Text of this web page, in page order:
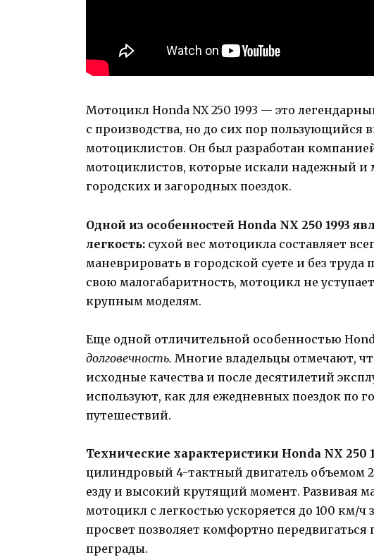
Мотоцикл Honda NX 250 1993 — это
с производства, но до сих пор пользующийся
мотоциклистов. Он был разработан
мотоциклистов, которые искали надежный
городских и загородных поездок.
Одной из особенностей Honda NX 250 1993
легкость: сухой вес мотоцикла составляет
маневрировать в городской суете и без труда
свою малогабаритность, мотоцикл не
крупным моделям.
Еще одной отличительной особенностью
долговечность. Многие владельцы отмечают,
исходные качества и после десятилетий
используют, как для ежедневных поездок по
путешествий.
Технические характеристики Honda NX 250
цилиндровый 4-тактный двигатель объемом
езду и высокий крутящий момент. Развивая
мотоцикл с легкостью ускоряется до 100 км/
просвет позволяет комфортно передвигаться
преграды.